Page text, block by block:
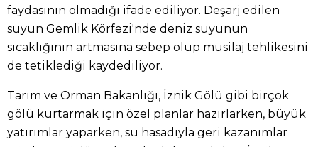
faydasının olmadığı ifade ediliyor. Deşarj edilen
suyun Gemlik Körfezi'nde deniz suyunun
sıcaklığının artmasına sebep olup müsilaj tehlikesini
de tetiklediği kaydediliyor.
Tarım ve Orman Bakanlığı, İznik Gölü gibi birçok
gölü kurtarmak için özel planlar hazırlarken, büyük
yatırımlar yaparken, su hasadıyla geri kazanımlar